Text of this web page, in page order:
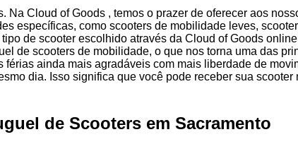
Na Cloud of Goods , temos o prazer de oferecer aos
específicas, como scooters de mobilidade leves,
de scooter escolhido através da Cloud of Goods
de scooters de mobilidade, o que nos torna uma das
ainda mais agradáveis com mais liberdade de
dia. Isso significa que você pode receber sua scooter
de Scooters em Sacramento